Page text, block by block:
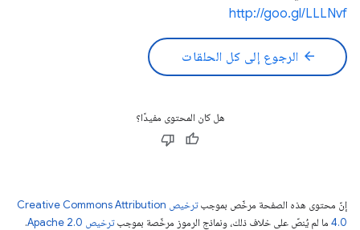
http://goo.gl/LLLNvf
arrow_back الرجوع إلى كل الحلقات
هل كان المحتوى مفيدًا؟
إنّ محتوى هذه الصفحة مرخّص بموجب
ترخيص Creative Commons Attribution
4.0‏ ما لم يُنصّ على خلاف ذلك، ونماذج الرموز مرخّصة بموجبترخيص Apache 2.0‏
.